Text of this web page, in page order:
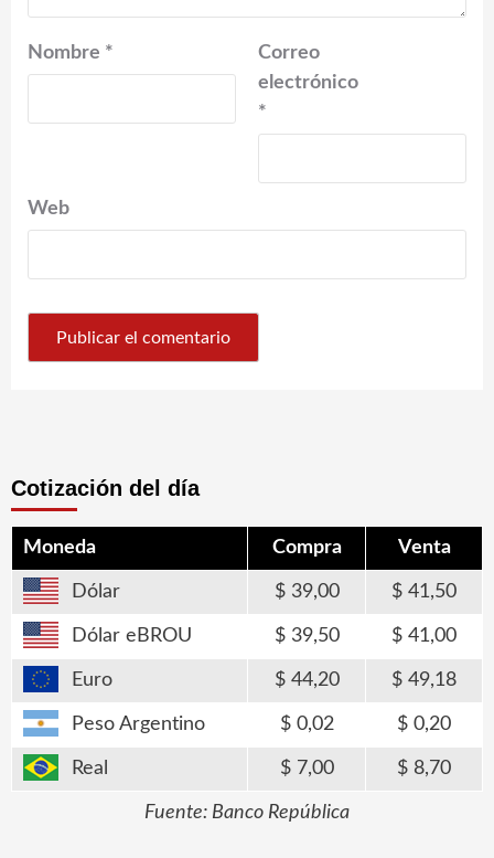
Nombre *
Correo
electrónico
*
Web
Cotización del día
Moneda Compra Venta
Dólar 39,00 41,50
Dólar eBROU 39,50 41,00
Euro 44,20 49,18
Peso Argentino 0,02 0,20
Real 7,00 8,70
Fuente: Banco República